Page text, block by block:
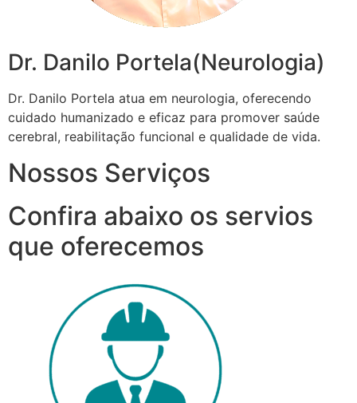
Dr. Danilo Portela(Neurologia)
Dr. Danilo Portela atua em neurologia, oferecendo
cuidado humanizado e eficaz para promover saúde
cerebral, reabilitação funcional e qualidade de vida.
Nossos Serviços
Confira abaixo os servios
que oferecemos